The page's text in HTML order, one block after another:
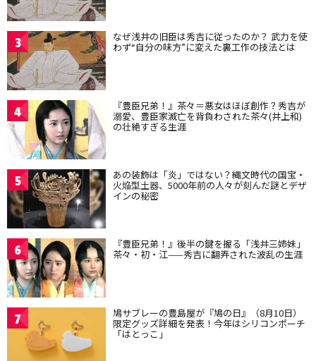
3 なぜ浅井の旧臣は秀吉に従ったのか？ 武力を使
わず“自分の味方”に変えた裏工作の技法とは
4 『豊臣兄弟！』茶々＝悪女はほぼ創作？秀吉が
溺愛、豊臣家滅亡を背負わされた茶々(井上和)
の壮絶すぎる生涯
5 あの装飾は「炎」ではない？縄文時代の国宝・
火焔型土器、5000年前の人々が刻んだ謎とデザ
インの秘密
6 『豊臣兄弟！』後半の鍵を握る「浅井三姉妹」
茶々・初・江——秀吉に翻弄された波乱の生涯
7 鳩サブレーの豊島屋が『鳩の日』（8月10日）
限定グッズ詳細を発表！今年はシリコンポーチ
「はとっこ」